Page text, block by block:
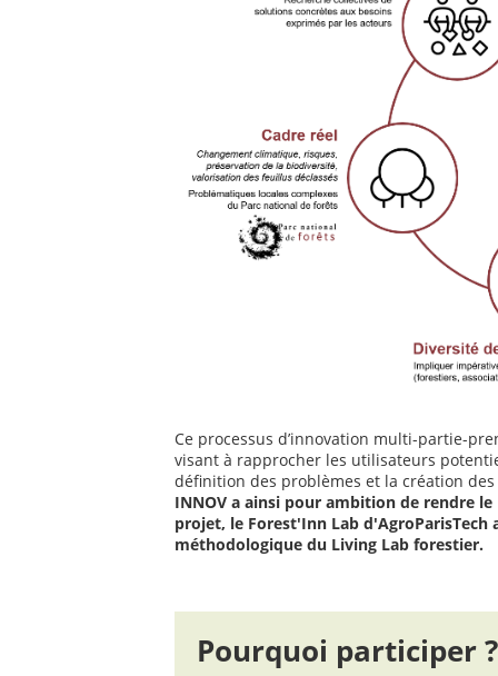
Ce processus d’innovation multi-partie-
visant à rapprocher les utilisateurs
définition des problèmes et la création
INNOV a ainsi pour ambition de rendre
projet, le Forest'Inn Lab
méthodologique du Living Lab forestier.
Pourquoi participer ?